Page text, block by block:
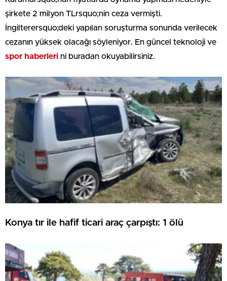
şirkete 2 milyon TLrsquo;nin ceza vermişti.
İngilterersquo;deki yapılan soruşturma sonunda verilecek
cezanın yüksek olacağı söyleniyor. En güncel teknoloji ve
spor haberleri ni buradan okuyabilirsiniz.
Konya tır ile hafif ticari araç çarpıştı: 1 ölü